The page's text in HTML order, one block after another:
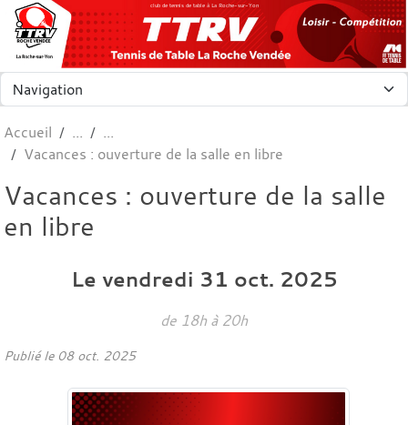
club de tennis de table à La Roche-sur-Yon
Accueil
Vacances : ouverture de la salle en libre
Vacances : ouverture de la salle
en libre
Le vendredi 31 oct. 2025
de 18h à 20h
Publié le 08 oct. 2025
Panneau de gestion des cookies